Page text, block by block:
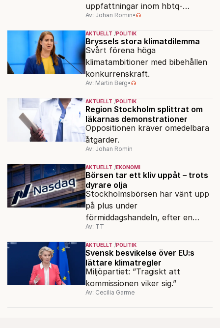
uppfattningar inom hbtq-
rörelsen. "Vi har inga problem
med transpersoner", säger
ordföranden Linn Saarinen.
Av: Johan Romin•
AKTUELLT POLITIK
Bryssels stora klimatdilemma
Svårt förena höga
klimatambitioner med bibehållen
konkurrenskraft.
Av: Martin Berg•
AKTUELLT POLITIK
Region Stockholm splittrat om
läkarnas demonstrationer
Oppositionen kräver omedelbara
åtgärder.
Av: Johan Romin
AKTUELLT EKONOMI
Börsen tar ett kliv uppåt – trots
dyrare olja
Stockholmsbörsen har vänt upp
på plus under
förmiddagshandeln, efter en
inledning nedåt – trots ett högre
oljepris och AI-oro.
Av: TT
AKTUELLT POLITIK
Svensk besvikelse över EU:s
lättare klimatregler
Miljöpartiet: ”Tragiskt att
kommissionen viker sig.”
Av: Cecilia Garme